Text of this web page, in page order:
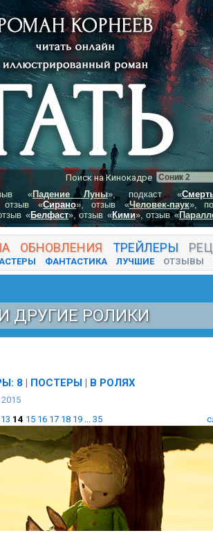
Поиск на Кинокадре
«Падение Луны», подкаст «
«Сирано», отзыв «Человек-паук»,
«Белфаст», отзыв «Кими», отзыв «
ОБНОВЛЕНИЯ ТРЕЙЛЕРЫ
ФАНТАСТИКА ЛУЧШИЕ ОТЗЫВЫ
И ДРУГИЕ РОЛИКИ
8 | ПОСТЕРЫ | В РОЛЯХ
13 14 15 16 17 18 19 ... 35